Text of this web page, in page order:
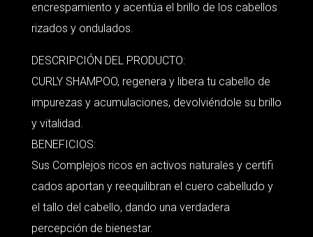
encrespamiento y acentúa el brillo de los cabellos
rizados y ondulados.
DESCRIPCIÓN DEL PRODUCTO:
CURLY SHAMPOO, regenera y libera tu cabello de
impurezas y acumulaciones, devolviéndole su brillo
y vitalidad.
BENEFICIOS:
Sus Complejos ricos en activos naturales y certifi
cados aportan y reequilibran el cuero cabelludo y
el tallo del cabello, dando una verdadera
percepción de bienestar.